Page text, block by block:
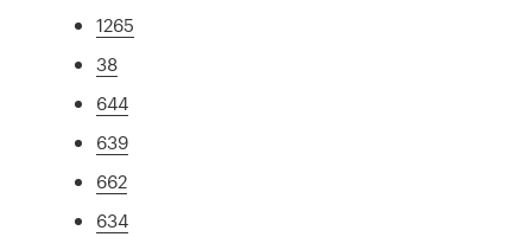
1265
38
644
639
662
634